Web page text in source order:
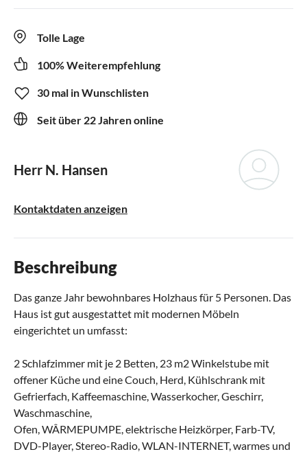
Tolle Lage
100% Weiterempfehlung
30 mal in Wunschlisten
Seit über 22 Jahren online
Herr N. Hansen
Kontaktdaten anzeigen
Beschreibung
Das ganze Jahr bewohnbares Holzhaus für 5 Personen. Das
Haus ist gut ausgestattet mit modernen Möbeln
eingerichtet un umfasst:
2 Schlafzimmer mit je 2 Betten, 23 m2 Winkelstube mit
offener Küche und eine Couch, Herd, Kühlschrank mit
Gefrierfach, Kaffeemaschine, Wasserkocher, Geschirr,
Waschmaschine,
Ofen, WÂRMEPUMPE, elektrische Heizkörper, Farb-TV,
DVD-Player, Stereo-Radio, WLAN-INTERNET, warmes und